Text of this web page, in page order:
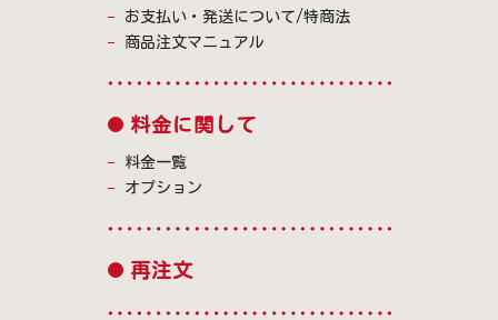
お支払い・発送について/特商法
商品注文マニュアル
料金に関して
料金一覧
オプション
再注文